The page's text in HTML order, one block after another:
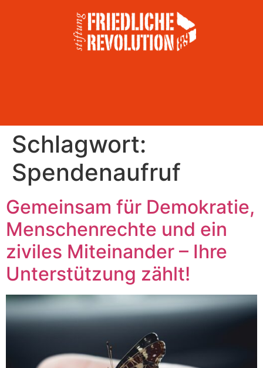
Schlagwort:
Spendenaufruf
Gemeinsam für Demokratie,
Menschenrechte und ein
ziviles Miteinander – Ihre
Unterstützung zählt!